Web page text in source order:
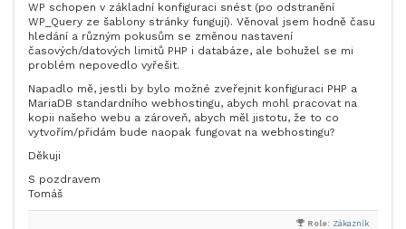
WP schopen v základní konfiguraci snést (po odstranění
WP_Query ze šablony stránky fungují). Věnoval jsem hodně času
hledání a různým pokusům se změnou nastavení
časových/datových limitů PHP i databáze, ale bohužel se mi
problém nepovedlo vyřešit.
Napadlo mě, jestli by bylo možné zveřejnit konfiguraci PHP a
MariaDB standardního webhostingu, abych mohl pracovat na
kopii našeho webu a zároveň, abych měl jistotu, že to co
vytvořím/přidám bude naopak fungovat na webhostingu?
Děkuji
S pozdravem
Tomáš
Role: Zákazník